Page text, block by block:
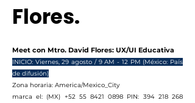
Flores.
Meet con Mtro. David Flores: UX/UI Educativa
INICIO: Viernes, 29 agosto / 9 AM - 12 PM (México: País
de difusión)
Zona horaria: America/Mexico_City
marca el: ‪(MX) +52 55 8421 0898 ‬ PIN: ‪394 218 268